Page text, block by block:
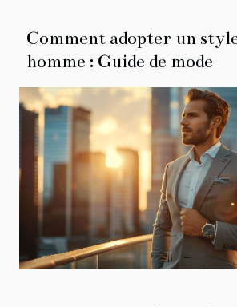
Comment adopter un
homme : Guide de mode